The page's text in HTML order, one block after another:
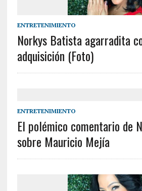
ENTRETENIMIENTO
Norkys Batista agarradita
adquisición (Foto)
ENTRETENIMIENTO
El polémico comentario de
sobre Mauricio Mejía